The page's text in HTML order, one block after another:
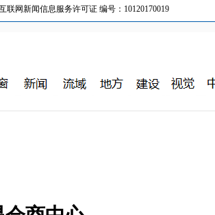
网新闻信息服务许可证 编号：10120170019